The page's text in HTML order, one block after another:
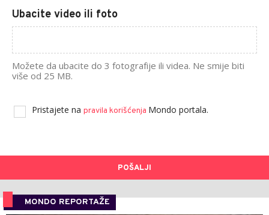
Ubacite video ili foto
Možete da ubacite do 3 fotografije ili videa. Ne smije biti
više od 25 MB.
Pristajete na pravila korišćenja Mondo portala.
POŠALJI
MONDO REPORTAŽE